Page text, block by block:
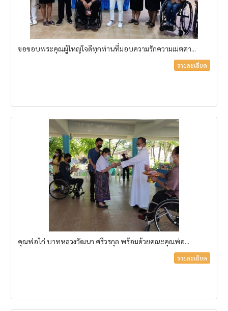
ขอขอบพระคุณผู้ใหญ่ใจดีทุกท่านที่มอบความรักความเมตตา...
รายละเอียด
คุณพ่อไก่ บาทหลวงวัฒนา ศรีวรกุล พร้อมด้วยคณะคุณพ่อ...
รายละเอียด